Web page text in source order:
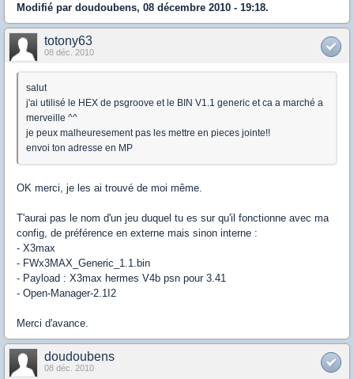
Modifié par doudoubens, 08 décembre 2010 - 19:18.
totony63
08 déc. 2010
salut
j'ai utilisé le HEX de psgroove et le BIN V1.1 generic et ca a marché a
merveille ^^
je peux malheuresement pas les mettre en pieces jointe!!
envoi ton adresse en MP
OK merci, je les ai trouvé de moi même.
T'aurai pas le nom d'un jeu duquel tu es sur qu'il fonctionne avec ma
config, de préférence en externe mais sinon interne :
- X3max
- FWx3MAX_Generic_1.1.bin
- Payload : X3max hermes V4b psn pour 3.41
- Open-Manager-2.1I2
Merci d'avance.
doudoubens
08 déc. 2010